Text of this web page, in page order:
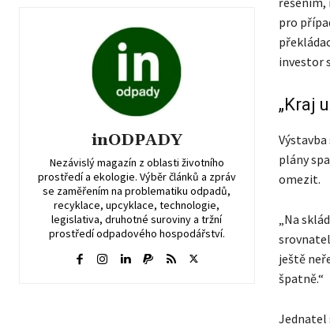
inODPADY
Nezávislý magazín z oblasti životního
prostředí a ekologie. Výběr článků a zpráv
se zaměřením na problematiku odpadů,
recyklace, upcyklace, technologie,
legislativa, druhotné suroviny a tržní
prostředí odpadového hospodářství.
pro
investor
„Kraj
plány
omezit.
„Na
ještě
špatně.“
Jednatel